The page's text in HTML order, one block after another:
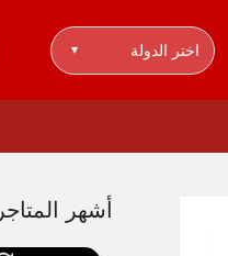
اختر الدولة ▾
أشهر المتاجر